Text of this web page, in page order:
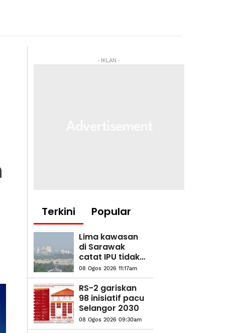
- IKLAN -
Terkini Popular
Lima kawasan
di Sarawak
catat IPU tidak
sihat - JAS
08 Ogos 2026 11:17am
RS-2 gariskan
98 inisiatif pacu
Selangor 2030
08 Ogos 2026 09:30am